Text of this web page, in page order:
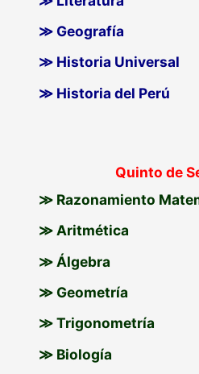
≫ Geografía
≫ Historia Universal
≫ Historia del Perú
Quinto de
≫ Razonamiento
≫ Aritmética
≫ Álgebra
≫ Geometría
≫ Trigonometría
≫ Biología